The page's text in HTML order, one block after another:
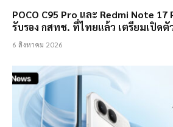
POCO C95 Pro และ Redmi Note 17
รับรอง กสทช. ที่ไทยแล้ว เตรียมเปิดตั
6 สิงหาคม 2026